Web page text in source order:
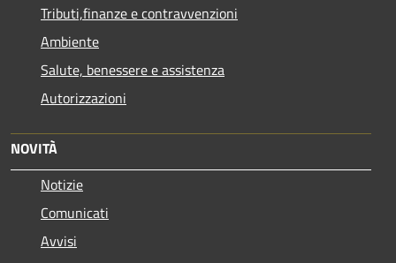
Tributi,finanze e contravvenzioni
Ambiente
Salute, benessere e assistenza
Autorizzazioni
NOVITÀ
Notizie
Comunicati
Avvisi